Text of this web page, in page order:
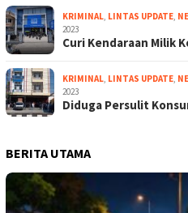
KRIMINAL, LINTAS UPDATE,
2023
Curi Kendaraan Milik
KRIMINAL, LINTAS UPDATE,
2023
Diduga Persulit
BERITA UTAMA